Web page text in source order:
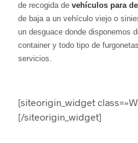
de recogida de vehículos para
de baja a un vehículo viejo o
un desguace donde disponemos
container y todo tipo de
servicios.
[siteorigin_widget
[/siteorigin_widget]